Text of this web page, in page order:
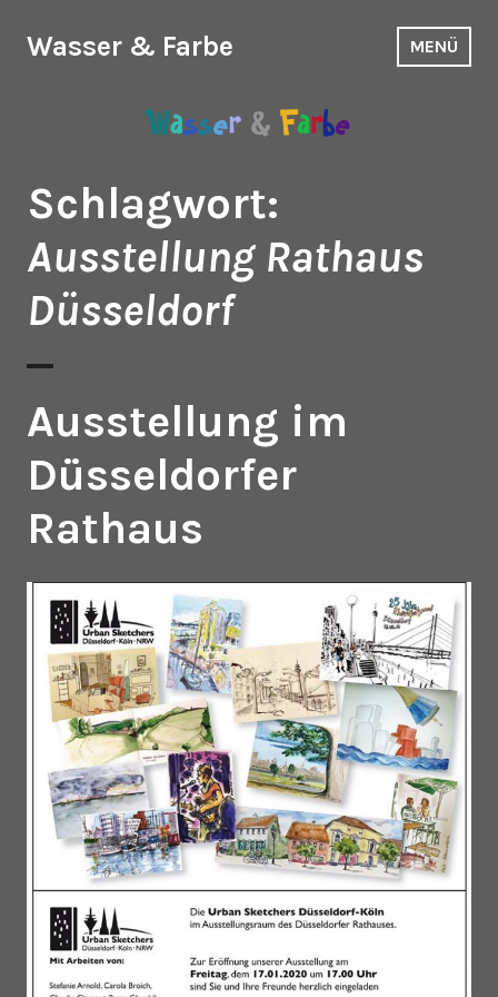
Inhalt
Wasser & Farbe MENÜ
Schlagwort:
Ausstellung Rathaus
Düsseldorf
Ausstellung im
Düsseldorfer
Rathaus